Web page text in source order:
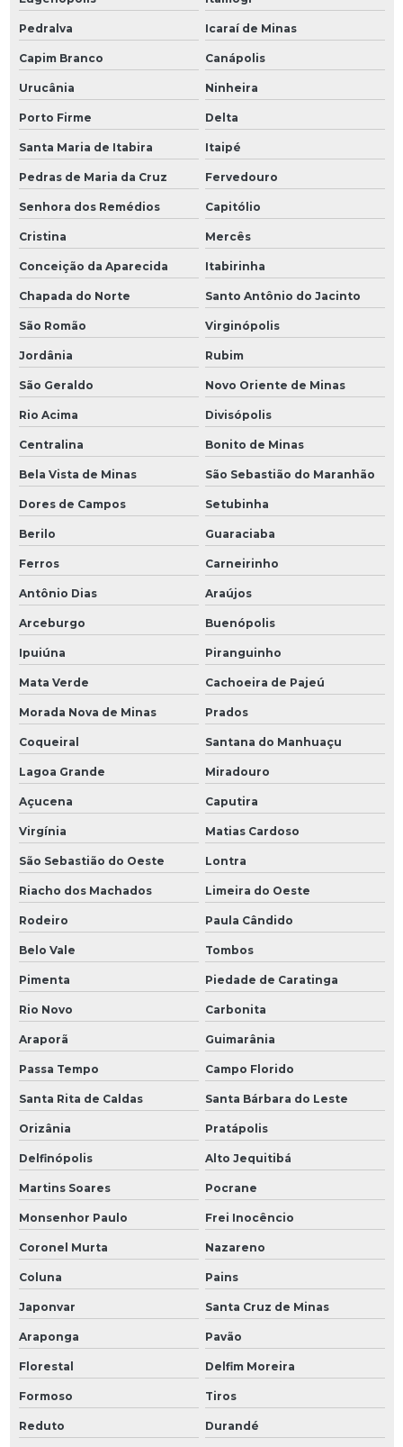
Pedralva Icaraí de Minas
Capim Branco Canápolis
Urucânia Ninheira
Porto Firme Delta
Santa Maria de Itabira Itaipé
Pedras de Maria da Cruz Fervedouro
Senhora dos Remédios Capitólio
Cristina Mercês
Conceição da Aparecida Itabirinha
Chapada do Norte Santo Antônio do Jacinto
São Romão Virginópolis
Jordânia Rubim
São Geraldo Novo Oriente de Minas
Rio Acima Divisópolis
Centralina Bonito de Minas
Bela Vista de Minas São Sebastião do Maranhão
Dores de Campos Setubinha
Berilo Guaraciaba
Ferros Carneirinho
Antônio Dias Araújos
Arceburgo Buenópolis
Ipuiúna Piranguinho
Mata Verde Cachoeira de Pajeú
Morada Nova de Minas Prados
Coqueiral Santana do Manhuaçu
Lagoa Grande Miradouro
Açucena Caputira
Virgínia Matias Cardoso
São Sebastião do Oeste Lontra
Riacho dos Machados Limeira do Oeste
Rodeiro Paula Cândido
Belo Vale Tombos
Pimenta Piedade de Caratinga
Rio Novo Carbonita
Araporã Guimarânia
Passa Tempo Campo Florido
Santa Rita de Caldas Santa Bárbara do Leste
Orizânia Pratápolis
Delfinópolis Alto Jequitibá
Martins Soares Pocrane
Monsenhor Paulo Frei Inocêncio
Coronel Murta Nazareno
Coluna Pains
Japonvar Santa Cruz de Minas
Araponga Pavão
Florestal Delfim Moreira
Formoso Tiros
Reduto Durandé